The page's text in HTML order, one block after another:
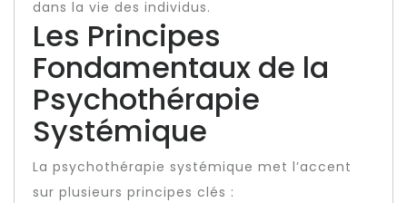
dans la vie des individus.
Les Principes
Fondamentaux de la
Psychothérapie
Systémique
La psychothérapie systémique met l’accent
sur plusieurs principes clés :